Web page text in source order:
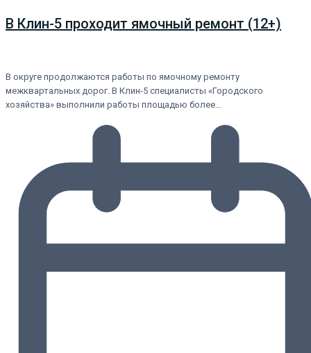
В Клин-5 проходит ямочный ремонт (12+)
В округе продолжаются работы по ямочному ремонту
межквартальных дорог. В Клин-5 специалисты «Городского
хозяйства» выполнили работы площадью более…